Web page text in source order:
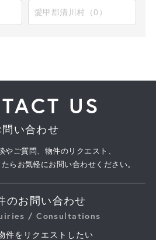
愛甲郡清川村（0）
US
問い合わせ
やご質問、物件のリクエスト、
らお気軽にお問い合わせください。
のお問い合わせ
/ Consultations
件をリクエストしたい